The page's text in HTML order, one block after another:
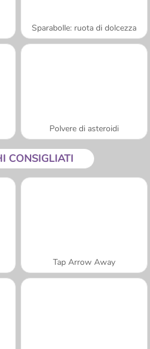
Sparabolle: ruota di dolcezza
Polvere di asteroidi
CONSIGLIATI
Tap Arrow Away